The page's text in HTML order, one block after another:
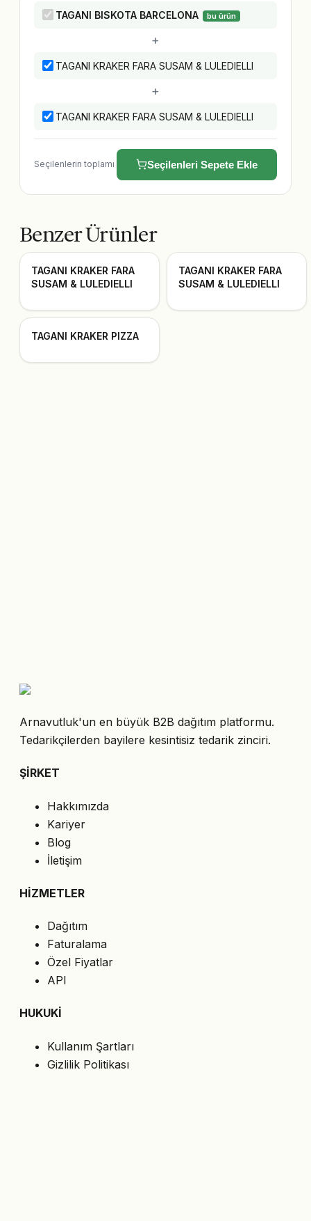
TAGANI BISKOTA BARCELONA bu ürün
+
TAGANI KRAKER FARA SUSAM & LULEDIELLI
+
TAGANI KRAKER FARA SUSAM & LULEDIELLI
Seçilenlerin toplamı Seçilenleri Sepete Ekle
Benzer Ürünler
TAGANI KRAKER FARA
SUSAM & LULEDIELLI
TAGANI KRAKER FARA
SUSAM & LULEDIELLI
TAGANI KRAKER PIZZA
Arnavutluk'un en büyük B2B dağıtım platformu.
Tedarikçilerden bayilere kesintisiz tedarik zinciri.
ŞİRKET
Hakkımızda
Kariyer
Blog
İletişim
HİZMETLER
Dağıtım
Faturalama
Özel Fiyatlar
API
HUKUKİ
Kullanım Şartları
Gizlilik Politikası